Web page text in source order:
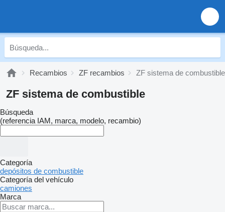
Recambios ZF recambios ZF sistema de combustible
ZF sistema de combustible
Búsqueda
(referencia IAM, marca, modelo, recambio)
Categoría
depósitos de combustible
Categoría del vehículo
camiones
Marca